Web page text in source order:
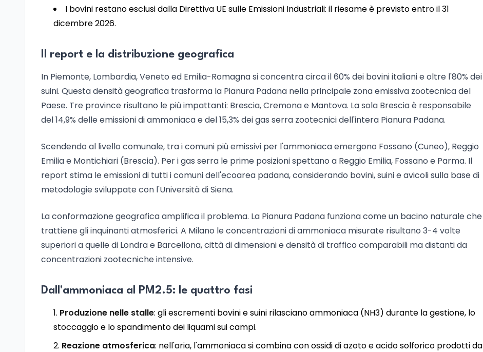
I bovini restano esclusi dalla Direttiva UE sulle Emissioni Industriali: il riesame è previsto entro il 31
dicembre 2026.
Il report e la distribuzione geografica
In Piemonte, Lombardia, Veneto ed Emilia-Romagna si concentra circa il 60% dei bovini italiani e oltre l'80% dei
suini. Questa densità geografica trasforma la Pianura Padana nella principale zona emissiva zootecnica del
Paese. Tre province risultano le più impattanti: Brescia, Cremona e Mantova. La sola Brescia è responsabile
del 14,9% delle emissioni di ammoniaca e del 15,3% dei gas serra zootecnici dell'intera Pianura Padana.
Scendendo al livello comunale, tra i comuni più emissivi per l'ammoniaca emergono Fossano (Cuneo), Reggio
Emilia e Montichiari (Brescia). Per i gas serra le prime posizioni spettano a Reggio Emilia, Fossano e Parma. Il
report stima le emissioni di tutti i comuni dell'ecoarea padana, considerando bovini, suini e avicoli sulla base di
metodologie sviluppate con l'Università di Siena.
La conformazione geografica amplifica il problema. La Pianura Padana funziona come un bacino naturale che
trattiene gli inquinanti atmosferici. A Milano le concentrazioni di ammoniaca misurate risultano 3-4 volte
superiori a quelle di Londra e Barcellona, città di dimensioni e densità di traffico comparabili ma distanti da
concentrazioni zootecniche intensive.
Dall'ammoniaca al PM2.5: le quattro fasi
Produzione nelle stalle: gli escrementi bovini e suini rilasciano ammoniaca (NH3) durante la gestione, lo
stoccaggio e lo spandimento dei liquami sui campi.
Reazione atmosferica: nell'aria, l'ammoniaca si combina con ossidi di azoto e acido solforico prodotti da